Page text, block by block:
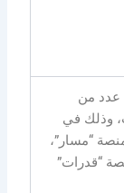
عدد من
وذلك في
“مسار”،
“قدرات”